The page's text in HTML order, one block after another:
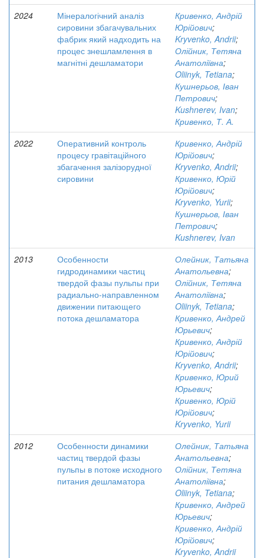
2024
Мінералогічний аналіз
сировини збагачувальних
фабрик який надходить на
процес знешламлення в
магнітні дешламатори
Кривенко, Андрій
Юрійович;
Kryvenko, Andrii;
Олійник, Тетяна
Анатоліївна;
Oliinyk, Tetiana;
Кушнерьов, Іван
Петрович;
Kushnerev, Ivan;
Кривенко, Т. А.
2022
Оперативний контроль
процесу гравітаційного
збагачення залізорудної
сировини
Кривенко, Андрій
Юрійович;
Kryvenko, Andrii;
Кривенко, Юрій
Юрійович;
Kryvenko, Yurii;
Кушнерьов, Іван
Петрович;
Kushnerev, Ivan
2013
Особенности
гидродинамики частиц
твердой фазы пульпы при
радиально-направленном
движении питающего
потока дешламатора
Олейник, Татьяна
Анатольевна;
Олійник, Тетяна
Анатоліївна;
Oliinyk, Tetiana;
Кривенко, Андрей
Юрьевич;
Кривенко, Андрій
Юрійович;
Kryvenko, Andrii;
Кривенко, Юрий
Юрьевич;
Кривенко, Юрій
Юрійович;
Kryvenko, Yurii
2012
Особенности динамики
частиц твердой фазы
пульпы в потоке исходного
питания дешламатора
Олейник, Татьяна
Анатольевна;
Олійник, Тетяна
Анатоліївна;
Oliinyk, Tetiana;
Кривенко, Андрей
Юрьевич;
Кривенко, Андрій
Юрійович;
Kryvenko, Andrii